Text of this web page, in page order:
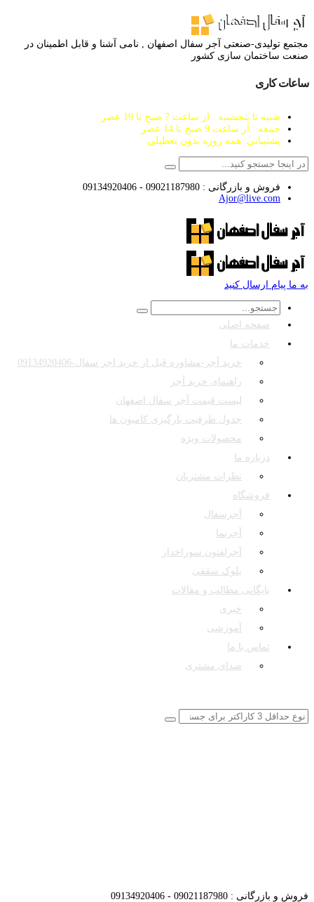
مجتمع تولیدی-صنعتی آجر سفال اصفهان , نامی آشنا و قابل اطمینان در
صنعت ساختمان سازی کشور
ساعات کاری
شنبه تا پنجشنبه : از ساعت 7 صبح تا 19 عصر
جمعه : از ساعت 9 صبح تا 14 عصر
پشتیبانی: همه روزه بدون تعطیلی
فروش و بازرگانی : 09021187980 - 09134920406
Ajor@live.com
به ما پیام ارسال کنید
صفحه اصلی
خدمات ما
خرید آجر-مشاوره قبل از خرید اجر سفال-09134920406
راهنمای خرید آجر
لیست قیمت آجر سفال اصفهان
جدول ظرفیت بارگیری کامیون ها
محصولات ویژه
درباره ما
نظرات مشتریان
فروشگاه
آجرسفال
آجرنما
آجرلفتون سوراخدار
بلوک سقفی
بایگانی مطالب و مقالات
خبری
آموزشی
تماس با ما
صدای مشتری
فروش و بازرگانی : 09021187980 - 09134920406